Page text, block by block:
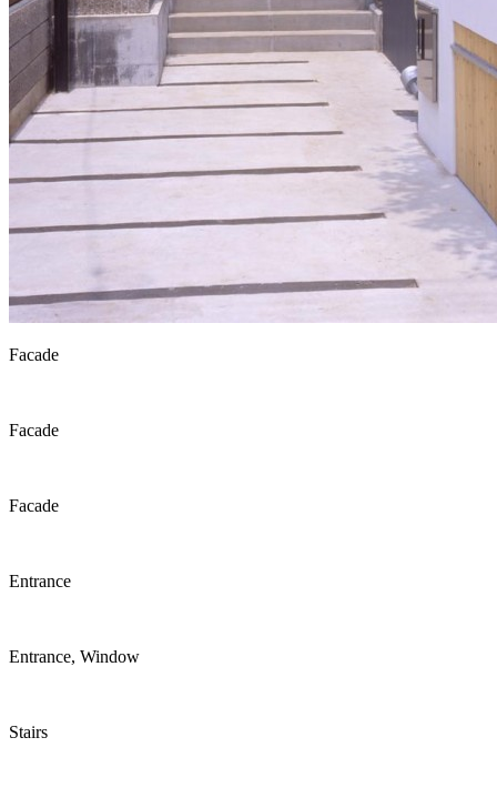
Facade
Facade
Facade
Entrance
Entrance, Window
Stairs